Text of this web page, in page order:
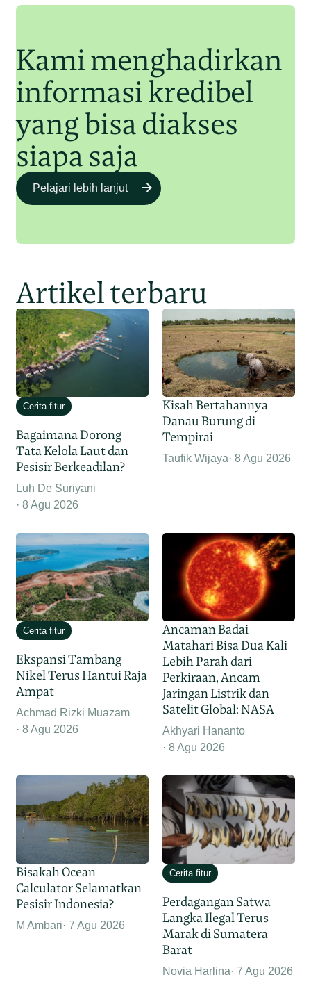
Kami menghadirkan
informasi kredibel
yang bisa diakses
siapa saja
Pelajari lebih lanjut
Artikel terbaru
Cerita fitur
Bagaimana Dorong
Tata Kelola Laut dan
Pesisir Berkeadilan?
Luh De Suriyani
8 Agu 2026
Kisah Bertahannya
Danau Burung di
Tempirai
Taufik Wijaya 8 Agu 2026
Cerita fitur
Ekspansi Tambang
Nikel Terus Hantui Raja
Ampat
Achmad Rizki Muazam
8 Agu 2026
Ancaman Badai
Matahari Bisa Dua Kali
Lebih Parah dari
Perkiraan, Ancam
Jaringan Listrik dan
Satelit Global: NASA
Akhyari Hananto
8 Agu 2026
Bisakah Ocean
Calculator Selamatkan
Pesisir Indonesia?
M Ambari 7 Agu 2026
Cerita fitur
Perdagangan Satwa
Langka Ilegal Terus
Marak di Sumatera
Barat
Novia Harlina 7 Agu 2026